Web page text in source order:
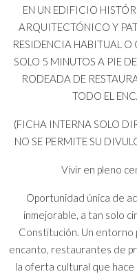
EN UN EDIFICIO
ARQUITECTÓNICO Y
RESIDENCIA HABITUAL O
SOLO 5 MINUTOS A PIE
RODEADA DE
TODO EL
(FICHA INTERNA SOLO
NO SE PERMITE SU
Vivir en pleno
Oportunidad única de
inmejorable, a tan solo
Constitución. Un entorno
encanto, restaurantes de
la oferta cultural que hace